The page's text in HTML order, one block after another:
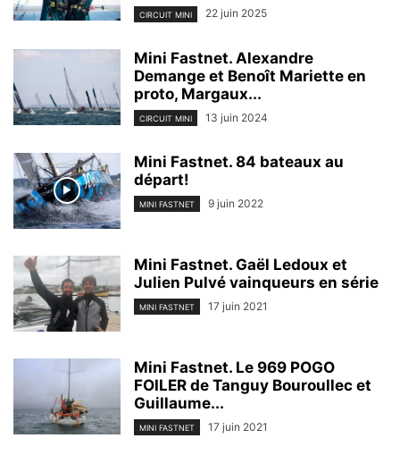
CIRCUIT MINI 22 juin 2025
Mini Fastnet. Alexandre
Demange et Benoît Mariette en
proto, Margaux...
CIRCUIT MINI 13 juin 2024
Mini Fastnet. 84 bateaux au
départ!
MINI FASTNET 9 juin 2022
Mini Fastnet. Gaël Ledoux et
Julien Pulvé vainqueurs en série
MINI FASTNET 17 juin 2021
Mini Fastnet. Le 969 POGO
FOILER de Tanguy Bouroullec et
Guillaume...
MINI FASTNET 17 juin 2021